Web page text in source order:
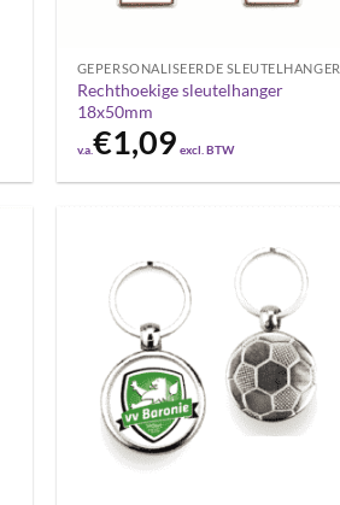
GEPERSONALISEERDE SLEUTELHANGER
Rechthoekige sleutelhanger
18x50mm
v.a.€1,09 excl. BTW